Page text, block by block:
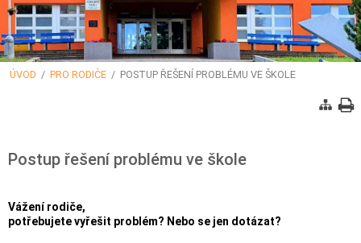
ÚVOD / PRO RODIČE / POSTUP ŘEŠENÍ PROBLÉMU VE ŠKOLE
Postup řešení problému ve škole
Vážení rodiče,
potřebujete vyřešit problém? Nebo se jen dotázat?